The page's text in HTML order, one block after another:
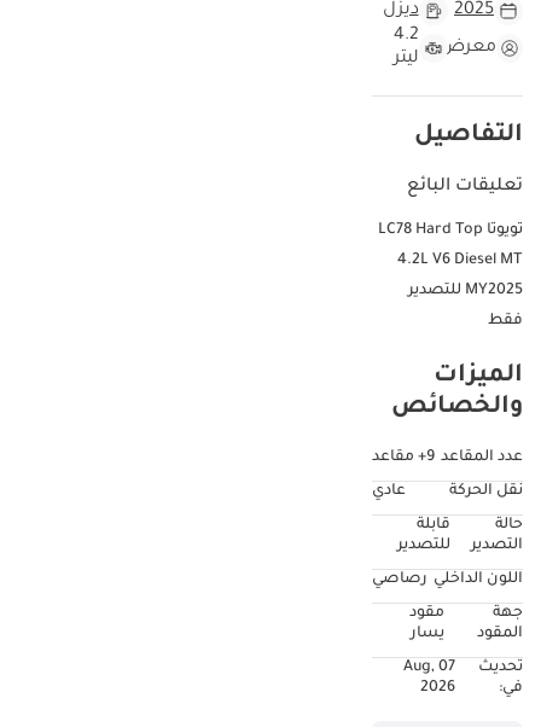
2025
ديزل
معرض
4.2
ليتر
التفاصيل
تعليقات البائع
تويوتا LC78 Hard Top
4.2L V6 Diesel MT
MY2025 للتصدير
فقط
الميزات
والخصائص
عدد المقاعد 9+ مقاعد
نقل الحركة
عادي
حالة
التصدير
قابلة
للتصدير
اللون الداخلي رصاصي
جهة
المقود
مقود
يسار
تحديث
في:
07 Aug,
2026